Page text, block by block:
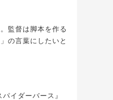
監督は脚本を作る
の言葉にしたいと
イダーバース』